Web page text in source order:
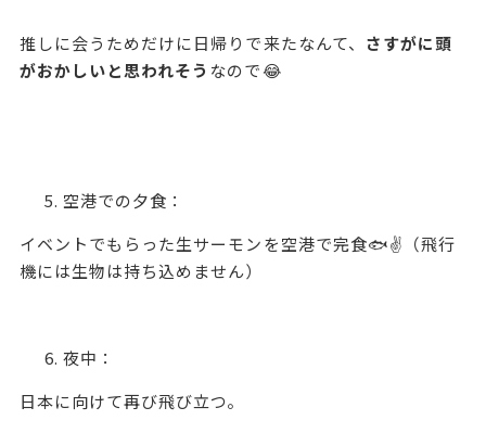
推しに会うためだけに日帰りで来たなんて、 さすがに頭
がおかしいと思われそう なので😂
空港での夕食：
イベントでもらった生サーモンを空港で完食🐟✌️（飛行
機には生物は持ち込めません）
夜中：
日本に向けて再び飛び立つ。